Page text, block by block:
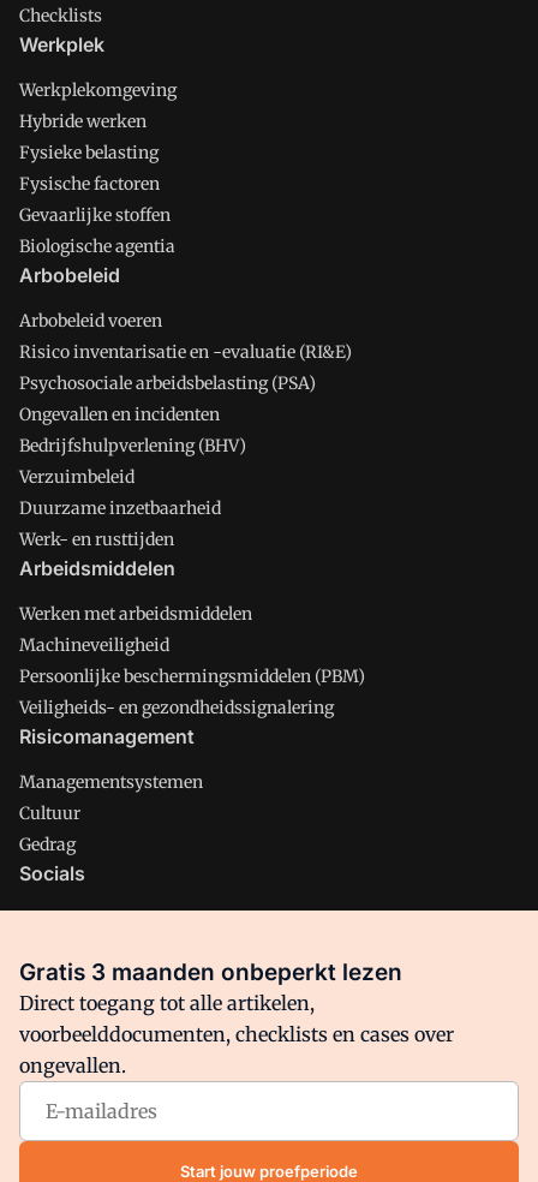
Checklists
Werkplek
Werkplekomgeving
Hybride werken
Fysieke belasting
Fysische factoren
Gevaarlijke stoffen
Biologische agentia
Arbobeleid
Arbobeleid voeren
Risico inventarisatie en -evaluatie (RI&E)
Psychosociale arbeidsbelasting (PSA)
Ongevallen en incidenten
Bedrijfshulpverlening (BHV)
Verzuimbeleid
Duurzame inzetbaarheid
Werk- en rusttijden
Arbeidsmiddelen
Werken met arbeidsmiddelen
Machineveiligheid
Persoonlijke beschermingsmiddelen (PBM)
Veiligheids- en gezondheidssignalering
Risicomanagement
Managementsystemen
Cultuur
Gedrag
Socials
Facebook
Arbo is onderdeel van VMN media. Lees inons manifestwaar
VMN media voor staat. Op gebruik van deze site zijn de
volgende regelingen van toepassing:Algemene Voorwaarden
Privacy en Cookie beleid|Privacy instellingen
Gratis 3 maanden onbeperkt lezen
Direct toegang tot alle artikelen,
voorbeelddocumenten, checklists en cases over
ongevallen.
Start jouw proefperiode